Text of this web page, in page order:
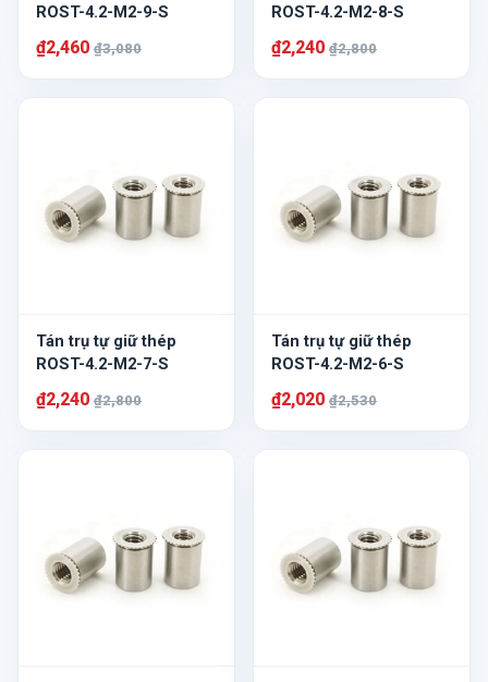
ROST-4.2-M2-9-S
₫2,460 ₫3,080
ROST-4.2-M2-8-S
₫2,240 ₫2,800
Tán trụ tự giữ thép
ROST-4.2-M2-7-S
₫2,240 ₫2,800
Tán trụ tự giữ thép
ROST-4.2-M2-6-S
₫2,020 ₫2,530